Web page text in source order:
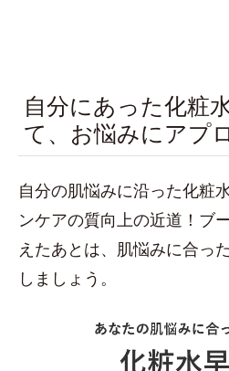
自分にあった化粧
て、お悩みにアプ
自分の肌悩みに沿った化粧
ンケアの質向上の近道！ブ
えたあとは、肌悩みに合っ
しましょう。